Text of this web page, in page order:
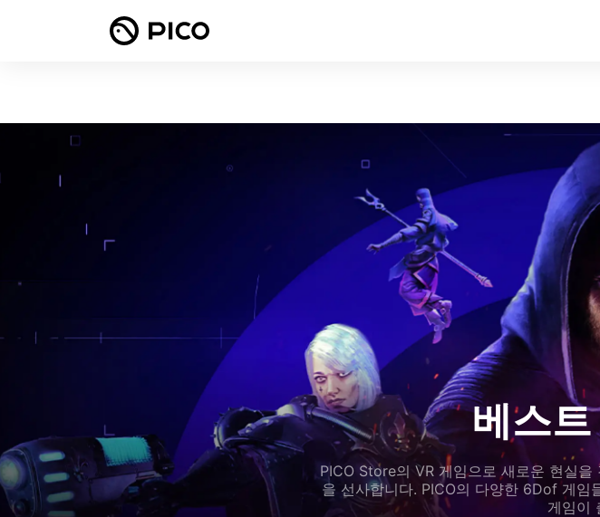
베스
PICO Store의 VR 게임으로 새로운 현실
을 선사합니다. PICO의 다양한 6Dof 게임
게임이